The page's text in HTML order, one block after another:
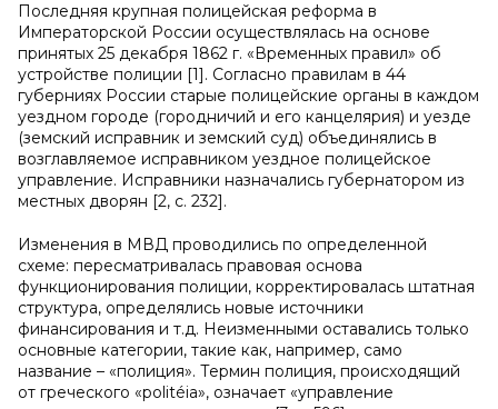
Последняя крупная полицейская реформа в
Императорской России осуществлялась на основе
принятых 25 декабря 1862 г. «Временных пра­вил» об
устройстве полиции [1]. Согласно правилам в 44
губерниях Рос­сии старые полицейские органы в каждом
уездном городе (городничий и его канцелярия) и уезде
(земский исправник и земский суд) объединялись в
возглавляемое исправником уездное полицей­ское
управление. Исправники назначались губернатором из
местных дворян [2, с. 232].
Изменения в МВД проводились по определенной
схеме: пересматривалась правовая основа
функционирования полиции, корректировалась штатная
структура, определялись новые источники
финансирования и т.д. Неизменными оставались только
основные категории, такие как, например, само
название – «полиция». Термин полиция, происходящий
от греческого «politéia», означает «управление